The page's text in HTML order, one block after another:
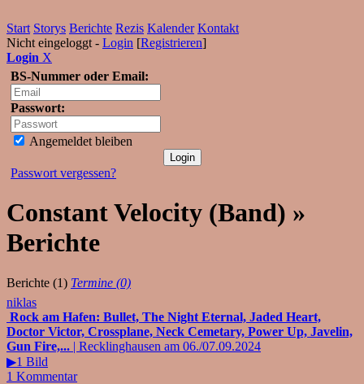
Start Storys Berichte Rezis Kalender Kontakt
Nicht eingeloggt - Login [Registrieren]
Login X
BS-Nummer oder Email:
Passwort:
Angemeldet bleiben
Passwort vergessen?
Constant Velocity (Band) »
Berichte
Berichte (1) Termine (0)
niklas
Rock am Hafen: Bullet, The Night Eternal, Jaded Heart,
Doctor Victor, Crossplane, Neck Cemetary, Power Up, Javelin,
Gun Fire,... | Recklinghausen am 06./07.09.2024
▶1 Bild
1 Kommentar